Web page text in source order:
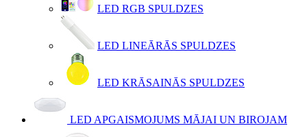
LED RGB SPULDZES
LED LINEĀRĀS SPULDZES
LED KRĀSAINĀS SPULDZES
LED APGAISMOJUMS MĀJAI UN BIROJAM